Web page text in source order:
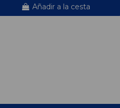
Añadir a la cesta